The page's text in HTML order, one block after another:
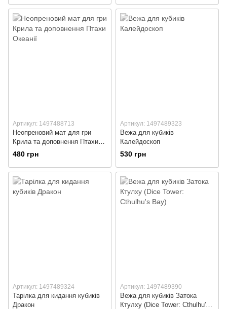
Артикул: 1497488713
Неопреновий мат для гри
Крила та доповнення Птахи
Океанії
480 грн
Артикул: 1497489323
Вежа для кубиків
Калейдоскоп
530 грн
Артикул: 1497489324
Тарілка для кидання кубиків
Дракон
Артикул: 1497489390
Вежа для кубиків Затока
Ктулху (Dice Tower: Cthulhu's